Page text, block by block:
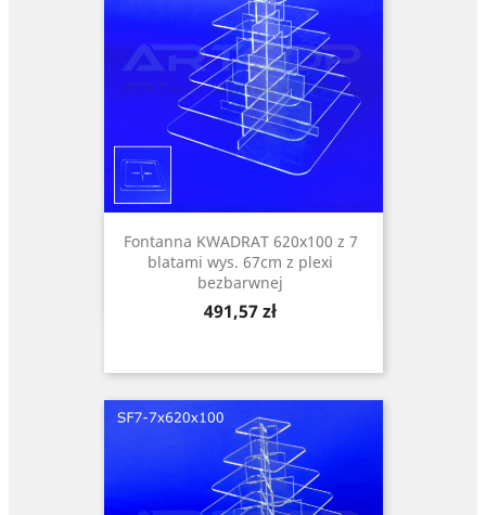
Fontanna KWADRAT 620x100 z 7
blatami wys. 67cm z plexi
bezbarwnej
Cena
491,57 zł